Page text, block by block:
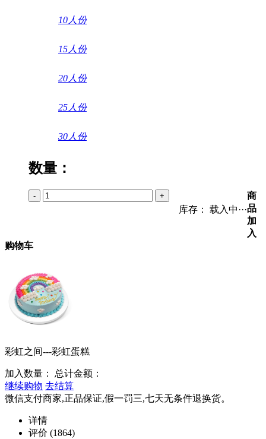
10人份
15人份
20人份
25人份
30人份
数量：
- +
库存： 载入中···
商
品
加
入
购物车
彩虹之间---彩虹蛋糕
加入数量： 总计金额：
继续购物 去结算
微信支付商家,正品保证,假一罚三,七天无条件退换货。
详情
评价 (1864)